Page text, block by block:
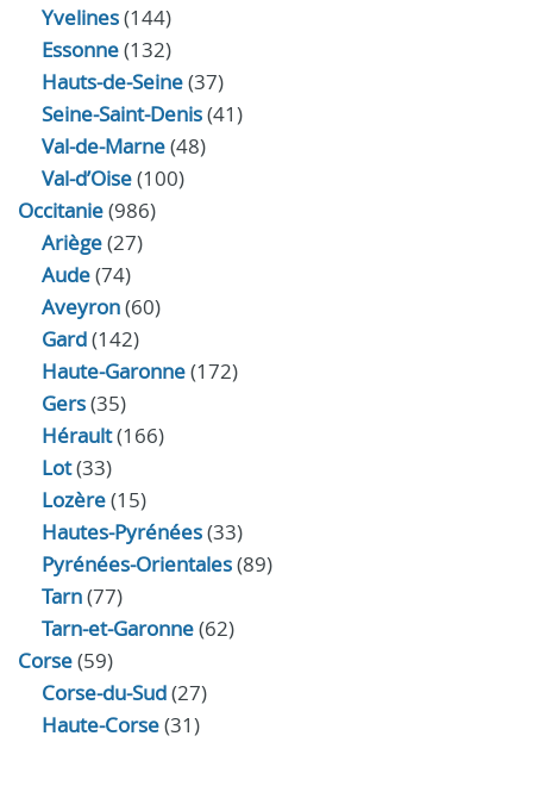
Yvelines(144)
Essonne(132)
Hauts-de-Seine(37)
Seine-Saint-Denis(41)
Val-de-Marne(48)
Val-d’Oise(100)
Occitanie(986)
Ariège(27)
Aude(74)
Aveyron(60)
Gard(142)
Haute-Garonne(172)
Gers(35)
Hérault(166)
Lot(33)
Lozère(15)
Hautes-Pyrénées(33)
Pyrénées-Orientales(89)
Tarn(77)
Tarn-et-Garonne(62)
Corse(59)
Corse-du-Sud(27)
Haute-Corse(31)